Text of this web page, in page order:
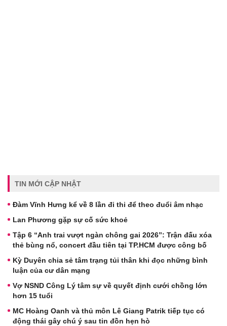
TIN MỚI CẬP NHẬT
Đàm Vĩnh Hưng kể về 8 lần đi thi để theo đuổi âm nhạc
Lan Phương gặp sự cố sức khoẻ
Tập 6 “Anh trai vượt ngàn chông gai 2026”: Trận đấu xóa
thẻ bùng nổ, concert đầu tiên tại TP.HCM được công bố
Kỳ Duyên chia sẻ tâm trạng tủi thân khi đọc những bình
luận của cư dân mạng
Vợ NSND Công Lý tâm sự về quyết định cưới chồng lớn
hơn 15 tuổi
MC Hoàng Oanh và thủ môn Lê Giang Patrik tiếp tục có
động thái gây chú ý sau tin đồn hẹn hò